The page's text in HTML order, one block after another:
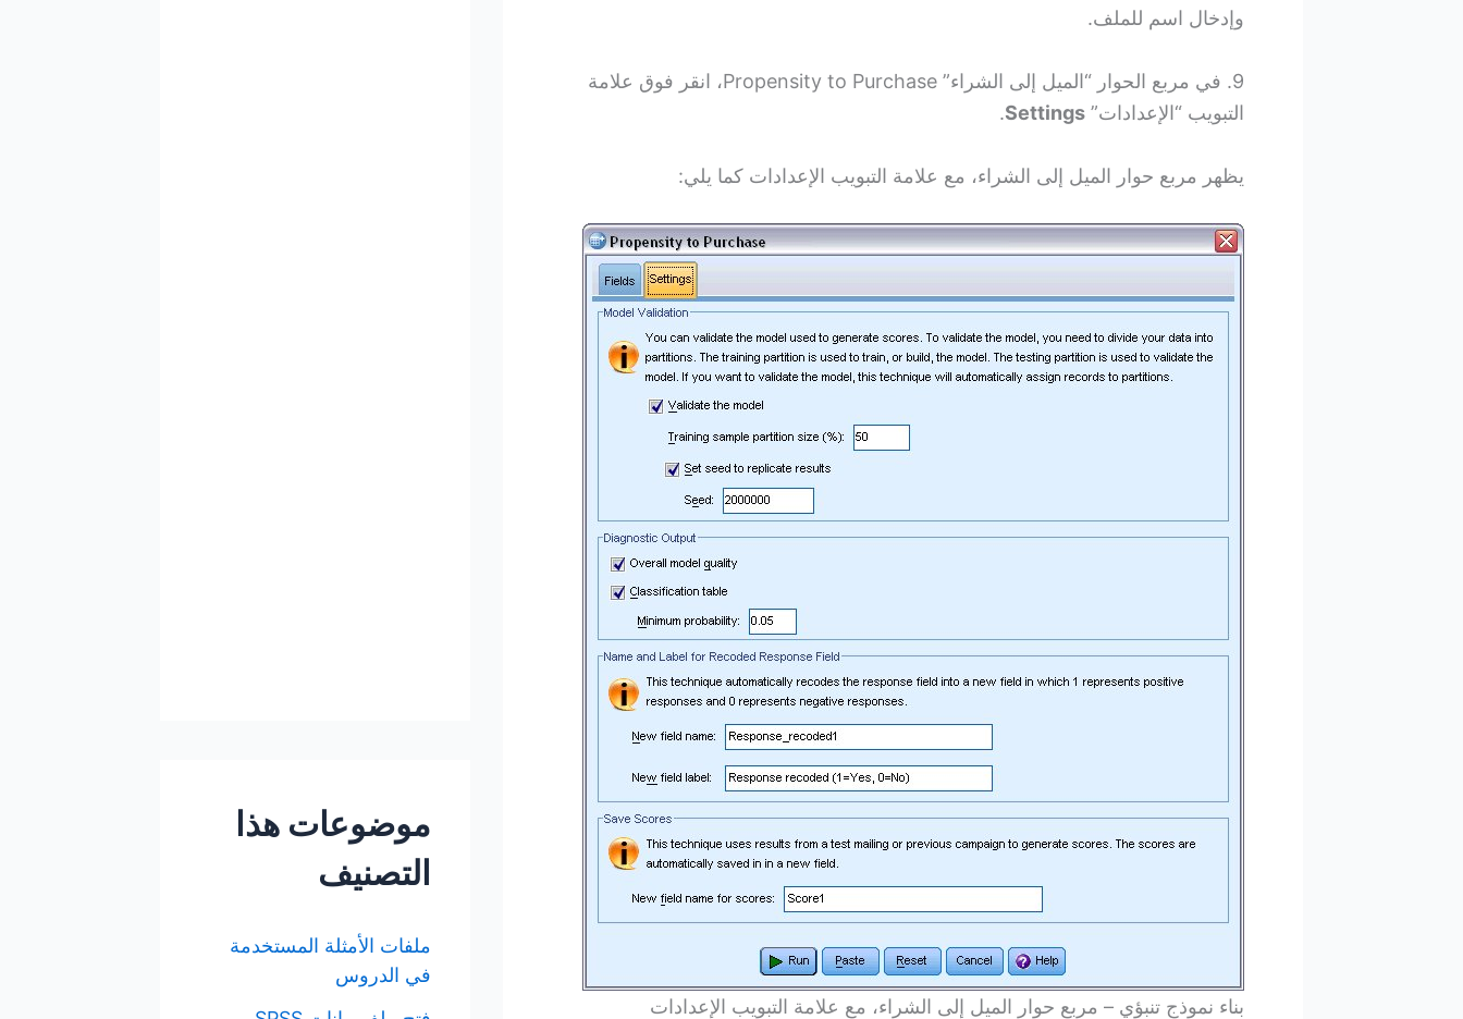
وإدخال اسم للملف.
9. في مربع الحوار “الميل إلى الشراء” Propensity to Purchase، انقر فوق علامة
التبويب “الإعدادات” Settings
.
يظهر مربع حوار الميل إلى الشراء، مع علامة التبويب الإعدادات كما يلي:
بناء نموذج تنبؤي – مربع حوار الميل إلى الشراء، مع علامة التبويب الإعدادات
موضوعات هذا
التصنيف
ملفات الأمثلة المستخدمة
في الدروس